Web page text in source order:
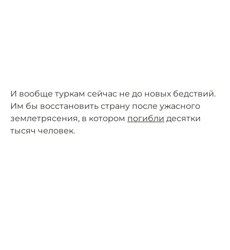
И вообще туркам сейчас не до новых бедствий.
Им бы восстановить страну после ужасного
землетрясения, в котором погибли десятки
тысяч человек.